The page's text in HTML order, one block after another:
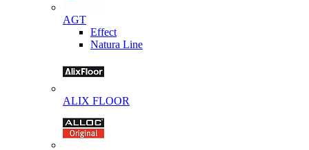
AGT
Effect
Natura Line
ALIX FLOOR